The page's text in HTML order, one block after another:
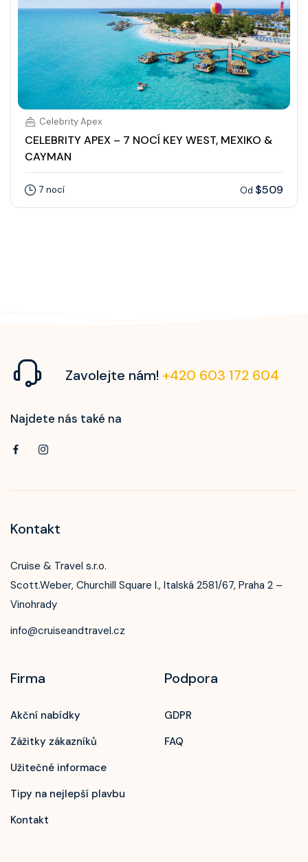
Celebrity Apex
CELEBRITY APEX – 7 NOCÍ KEY WEST, MEXIKO &
CAYMAN
7 nocí Od $509
Zavolejte nám! +420 603 172 604
Najdete nás také na
Kontakt
Cruise & Travel s.r.o.
Scott.Weber, Churchill Square I., Italská 2581/67, Praha 2 –
Vinohrady
info@cruiseandtravel.cz
Firma
Akční nabídky
Zážitky zákazníků
Užitečné informace
Tipy na nejlepší plavbu
Kontakt
Podpora
GDPR
FAQ